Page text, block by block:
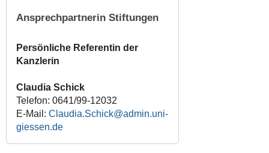
Ansprechpartnerin Stiftungen
Persönliche Referentin der
Kanzlerin
Claudia Schick
Telefon: 0641/99-12032
E-Mail: Claudia.Schick